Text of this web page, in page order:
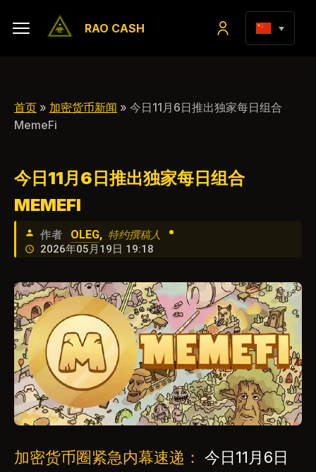
RAO CASH
首页 » 加密货币新闻 » 今日11月6日推出独家每日组合
MemeFi
今日11月6日推出独家每日组合
MEMEFI
作者 OLEG, 特约撰稿人 •
2026年05月19日 19:18
加密货币圈紧急内幕速递： 今日11月6日